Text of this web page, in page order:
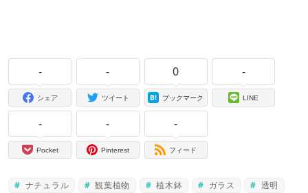
-
シェア
-
ツイート
0
ブックマーク
-
LINE
-
Pocket
-
Pinterest
-
フィード
ナチュラル 観葉植物 植木鉢 ガラス
透明